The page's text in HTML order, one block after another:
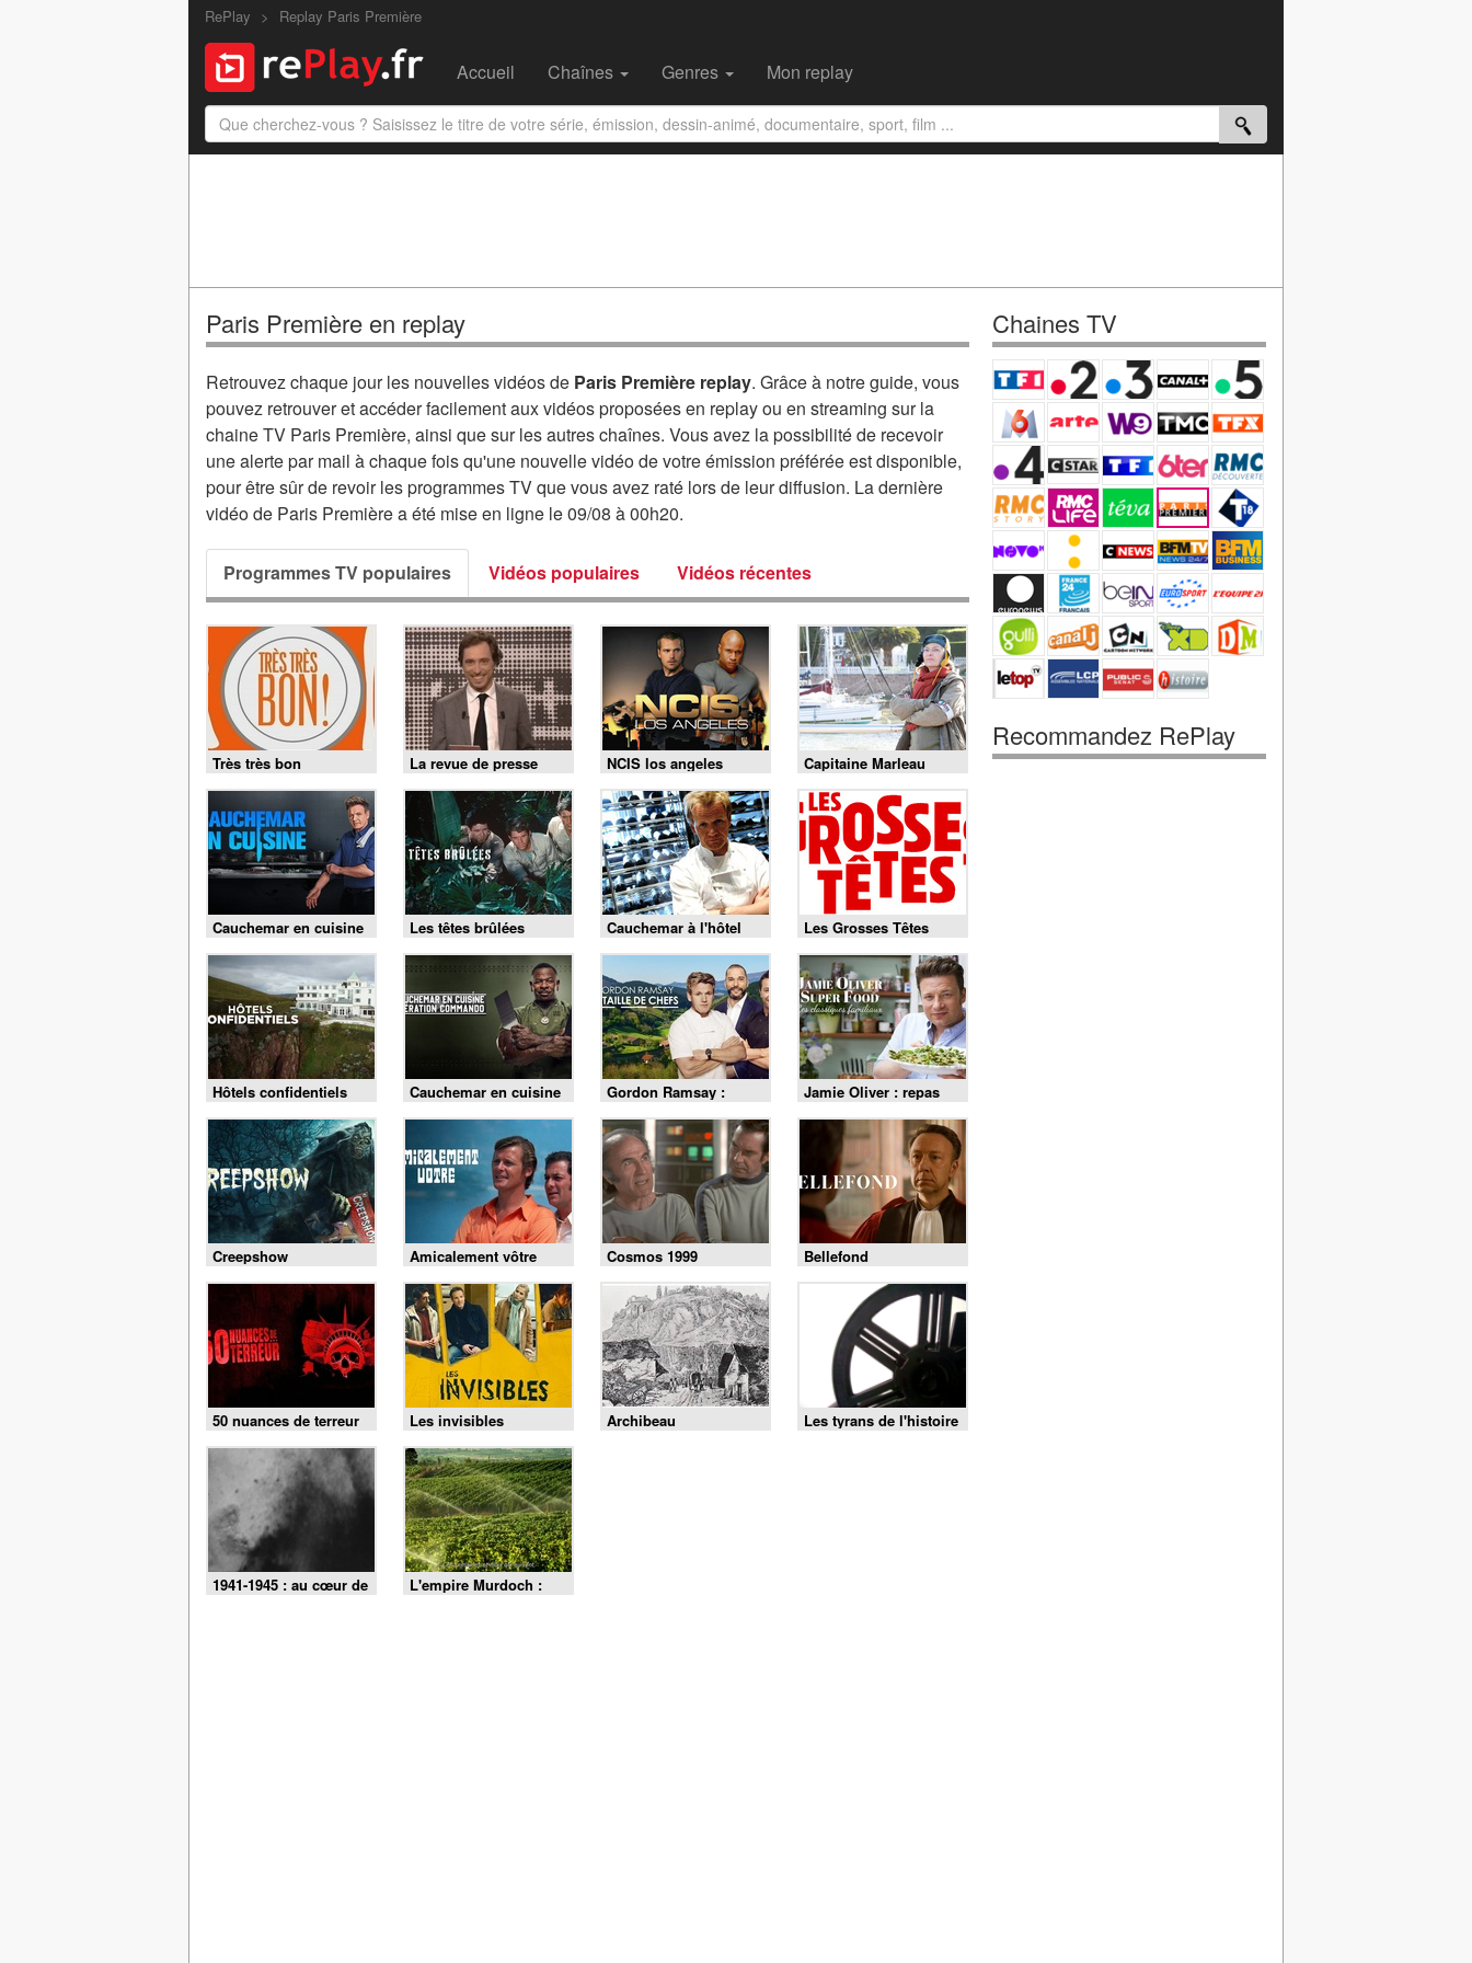
RePlay Replay Paris Première
Accueil Chaînes Genres Mon replay
Paris Première en replay
Retrouvez chaque jour les nouvelles vidéos de Paris Première replay. Grâce à notre guide, vous
pouvez retrouver et accéder facilement aux vidéos proposées en replay ou en streaming sur la
chaine TV Paris Première, ainsi que sur les autres chaînes. Vous avez la possibilité de recevoir
une alerte par mail à chaque fois qu'une nouvelle vidéo de votre émission préférée est disponible,
pour être sûr de revoir les programmes TV que vous avez raté lors de leur diffusion. La dernière
vidéo de Paris Première a été mise en ligne le 09/08 à 00h20.
Programmes TV populaires Vidéos populaires Vidéos récentes
Très très bon La revue de presse NCIS los angeles Capitaine Marleau
Cauchemar en cuisine
US
Les têtes brûlées Cauchemar à l'hôtel Les Grosses Têtes
Hôtels confidentiels Cauchemar en cuisine
: opération commando
Gordon Ramsay :
bataille de chefs
Jamie Oliver : repas
simples pour tous les
jours
Creepshow Amicalement vôtre Cosmos 1999 Bellefond
50 nuances de terreur Les invisibles Archibeau Les tyrans de l'histoire
1941-1945 : au cœur de
la guerre du Pacifique
L'empire Murdoch :
politique, trahisons &
Chaines TV
Recommandez RePlay